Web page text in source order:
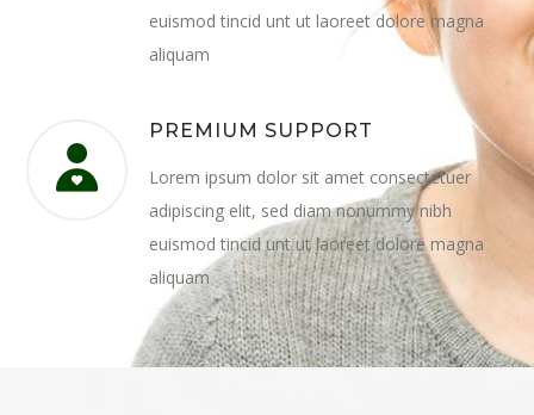
euismod tincid unt ut laoreet dolore magna
aliquam
PREMIUM SUPPORT
Lorem ipsum dolor sit amet consectetuer
adipiscing elit, sed diam nonummy nibh
euismod tincid unt ut laoreet dolore magna
aliquam